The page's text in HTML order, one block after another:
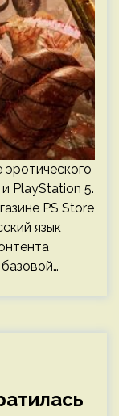
PlayStation 5.
PS Store
язык